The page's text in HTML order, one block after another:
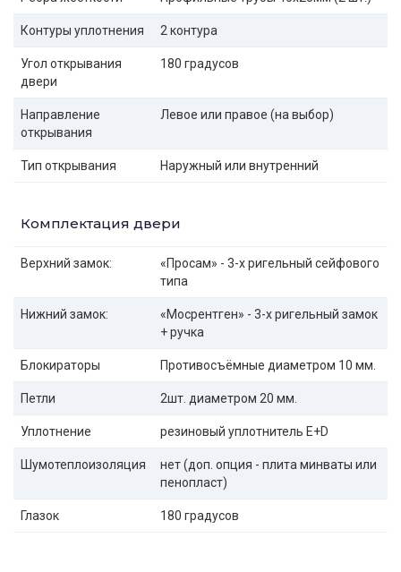
Контуры уплотнения 2 контура
Угол открывания
двери
180 градусов
Направление
открывания
Левое или правое (на выбор)
Тип открывания Наружный или внутренний
Комплектация двери
Верхний замок:
«Просам» - 3-х ригельный сейфового
типа
Нижний замок:
«Мосрентген» - 3-х ригельный замок
+ ручка
Блокираторы Противосъёмные диаметром 10 мм.
Петли 2шт. диаметром 20 мм.
Уплотнение резиновый уплотнитель E+D
Шумотеплоизоляция
нет (доп. опция - плита минваты или
пенопласт)
Глазок 180 градусов